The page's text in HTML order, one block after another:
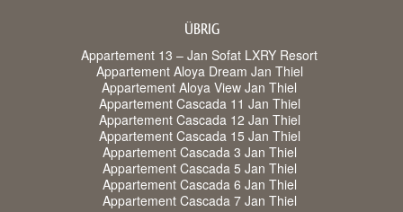
ÜBRIG
Appartement 13 – Jan Sofat LXRY Resort
Appartement Aloya Dream Jan Thiel
Appartement Aloya View Jan Thiel
Appartement Cascada 11 Jan Thiel
Appartement Cascada 12 Jan Thiel
Appartement Cascada 15 Jan Thiel
Appartement Cascada 3 Jan Thiel
Appartement Cascada 5 Jan Thiel
Appartement Cascada 6 Jan Thiel
Appartement Cascada 7 Jan Thiel